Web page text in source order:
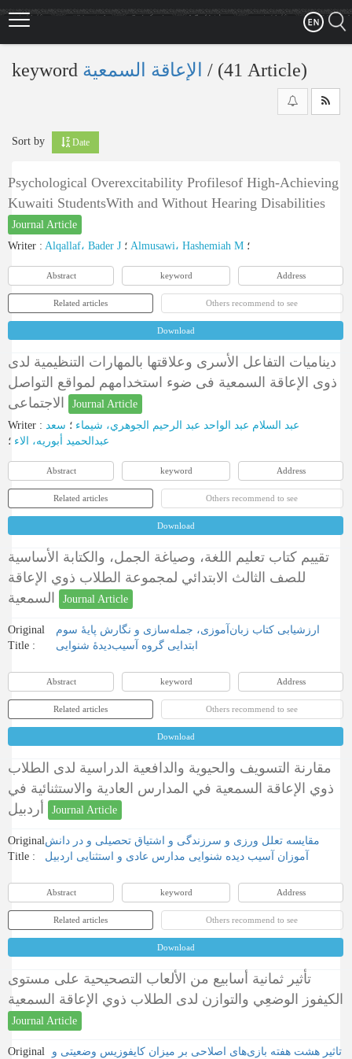
Skip
keyword ‎/ (41 Article)
Sort by Date
Psychological Overexcitability Profilesof High-Achieving
Kuwaiti StudentsWith and Without Hearing Disabilities
Journal Article
Writer : Alqallaf، Bader J Almusawi، Hashemiah M ؛
Abstract keyword Address
Related articles Others recommend to see
Download
ديناميات التفاعل الأسرى وعلاقتها بالمهارات التنظيمية لدى
ذوى الإعاقة السمعية فى ضوء استخدامهم لمواقع التواصل
Journal Article
Writer : عبد السلام عبد الواحد عبد الرحيم الجوهري، شيماء ؛ سعد
عبدالحميد أبوريه، الاء ؛
Abstract keyword Address
Related articles Others recommend to see
Download
تقييم كتاب تعليم اللغة، وصياغة الجمل، والكتابة الأساسية
للصف الثالث الابتدائي لمجموعة الطلاب ذوي الإعاقة
Journal Article
Original
Title :
ارزشیابی کتاب زبان‌آموزی، جمله‌سازی و نگارش پایۀ سوم
ابتدایی گروه آسیب‌دیدۀ شنوایی
Abstract keyword Address
Related articles Others recommend to see
Download
مقارنة التسويف والحيوية والدافعية الدراسية لدى الطلاب
ذوي الإعاقة السمعية في المدارس العادية والاستثنائية في
Journal Article
Original
Title :
مقایسه تعلل ورزی و سرزندگی و اشتیاق تحصیلی و در دانش
آموزان آسیب دیده شنوایی مدارس عادی و استثنایی اردبیل
Abstract keyword Address
Related articles Others recommend to see
Download
تأثير ثمانية أسابيع من الألعاب التصحيحية على مستوى
الكيفوز الوضعِي والتوازن لدى الطلاب ذوي الإعاقة السمعية
Journal Article
Original
تاثیر هشت هفته بازی‌های اصلاحی بر میزان کایفوزیس وضعیتی و